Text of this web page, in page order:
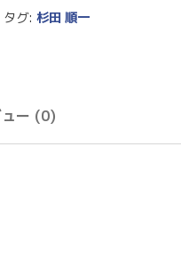
タグ: 杉田 順一
ュー (0)